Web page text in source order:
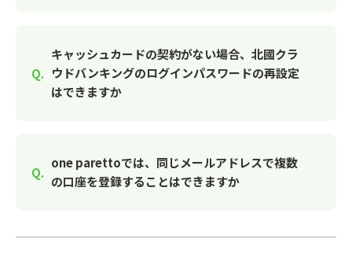
キャッシュカードの契約がない場合、北國クラ
ウドバンキングのログインパスワードの再設定
はできますか
one parettoでは、同じメールアドレスで複数
の口座を登録することはできますか